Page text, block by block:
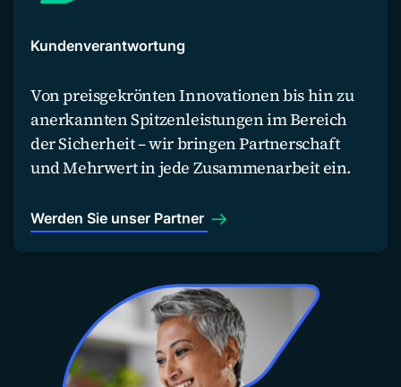
Kundenverantwortung
Von preisgekrönten Innovationen bis hin zu
anerkannten Spitzenleistungen im Bereich
der Sicherheit – wir bringen Partnerschaft
und Mehrwert in jede Zusammenarbeit ein.
Werden Sie unser Partner